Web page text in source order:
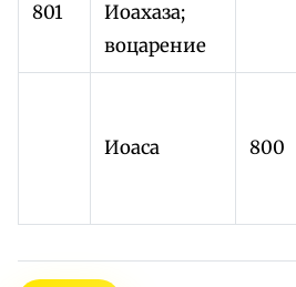
801
Иоахаза;
воцарение
Иоаса 800